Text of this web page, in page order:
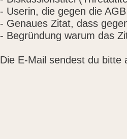
- Userin, die gegen die
- Genaues Zitat, dass
- Begründung warum das
Die E-Mail sendest du bitte